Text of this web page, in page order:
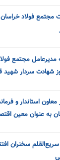
مجتمع فولاد
مدیرعامل مجتمع
شهادت سردار شهید
معاون استاندار و
به عنوان معین
سخنران